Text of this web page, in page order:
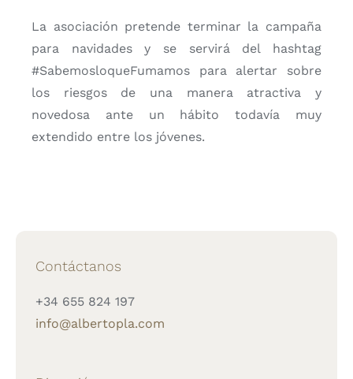
La asociación pretende terminar la campaña
para navidades y se servirá del hashtag
#SabemosloqueFumamos para alertar sobre
los riesgos de una manera atractiva y
novedosa ante un hábito todavía muy
extendido entre los jóvenes.
Contáctanos
+34 655 824 197
info@albertopla.com